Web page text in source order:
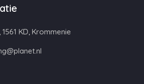
KD, Krommenie